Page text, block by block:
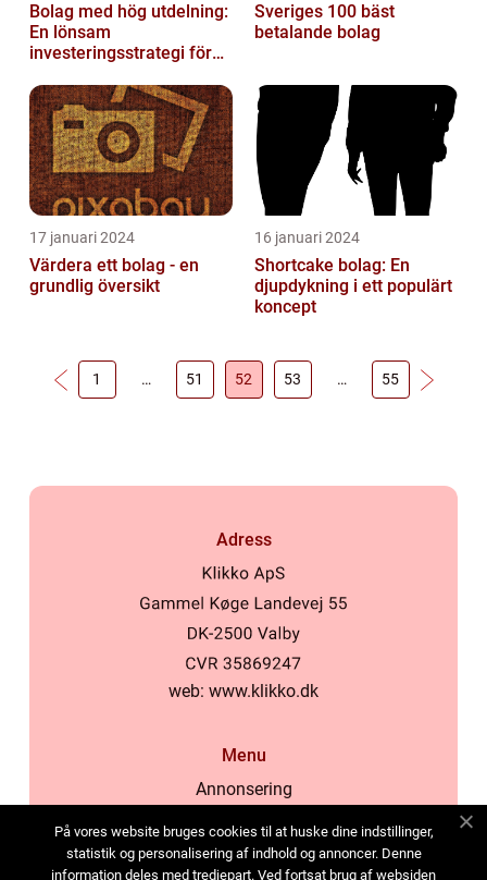
Bolag med hög utdelning:
En lönsam
investeringsstrategi för
Sveriges 100 bäst
betalande bolag
17 januari 2024
Värdera ett bolag - en
grundlig översikt
16 januari 2024
Shortcake bolag: En
djupdykning i ett populärt
koncept
1 … 51 52 53 … 55
Adress
web: www.klikko.dk
Menu
Annonsering
Cookies
På vores website bruges cookies til at huske dine indstillinger,
statistik og personalisering af indhold og annoncer. Denne
information deles med tredjepart. Ved fortsat brug af websiden